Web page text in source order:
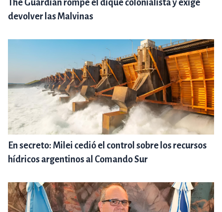
The Guardian rompe el dique colonialista y exige
devolver las Malvinas
En secreto: Milei cedió el control sobre los recursos
hídricos argentinos al Comando Sur